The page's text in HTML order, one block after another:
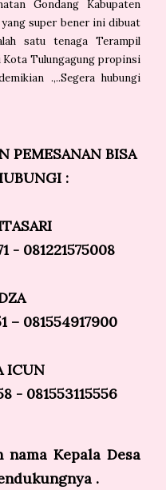
Gondang Kabupaten
super bener ini dibuat
satu tenaga Terampil
Tulungagung propinsi
.,..Segera hubungi
PEMESANAN BISA
:
- 081221575008
– 081554917900
ICUN
- 081553115556
Kepala Desa
.